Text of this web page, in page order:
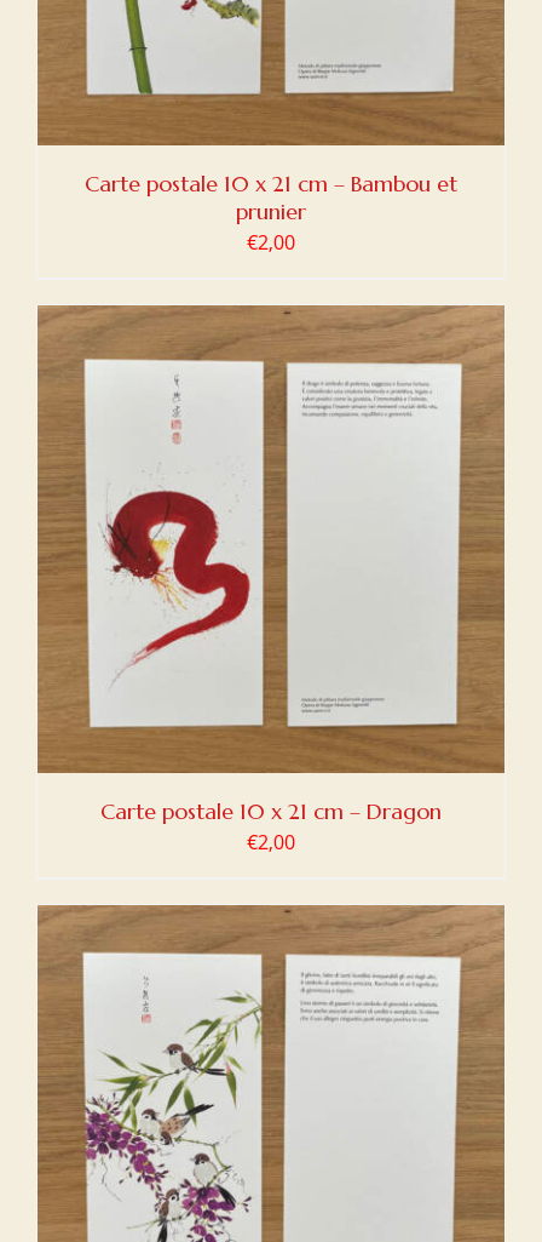
Carte postale 10 x 21 cm – Bambou et
prunier
€2,00
Carte postale 10 x 21 cm – Dragon
€2,00